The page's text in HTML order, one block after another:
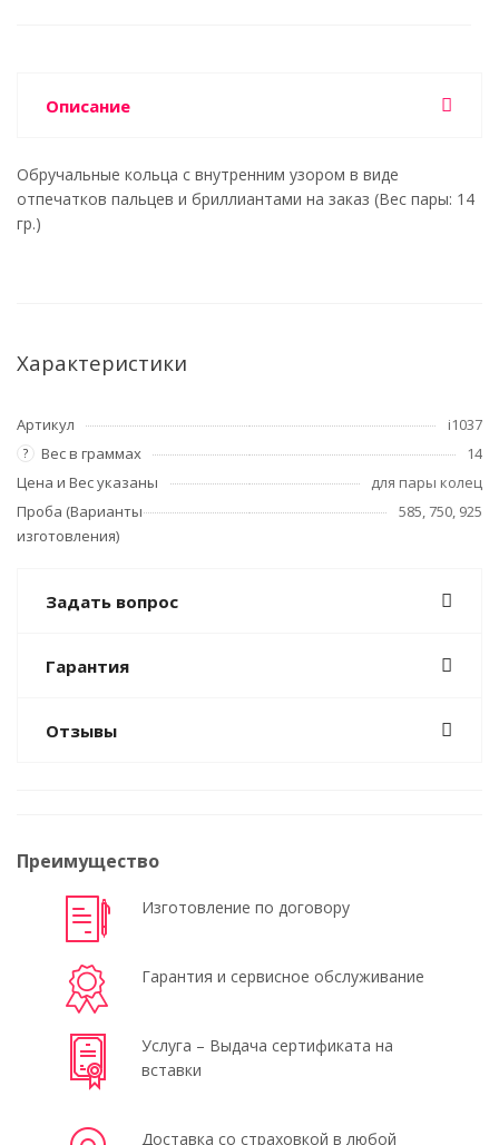
Описание
Обручальные кольца с внутренним узором в виде
отпечатков пальцев и бриллиантами на заказ (Вес пары: 14
гр.)
Характеристики
Артикул i1037
? Вес в граммах
14
Цена и Вес указаны
для пары колец
Проба (Варианты
изготовления)
585, 750, 925
Задать вопрос
Гарантия
Отзывы
Преимущество
Изготовление по договору
Гарантия и сервисное обслуживание
Услуга – Выдача сертификата на
вставки
Доставка со страховкой в любой